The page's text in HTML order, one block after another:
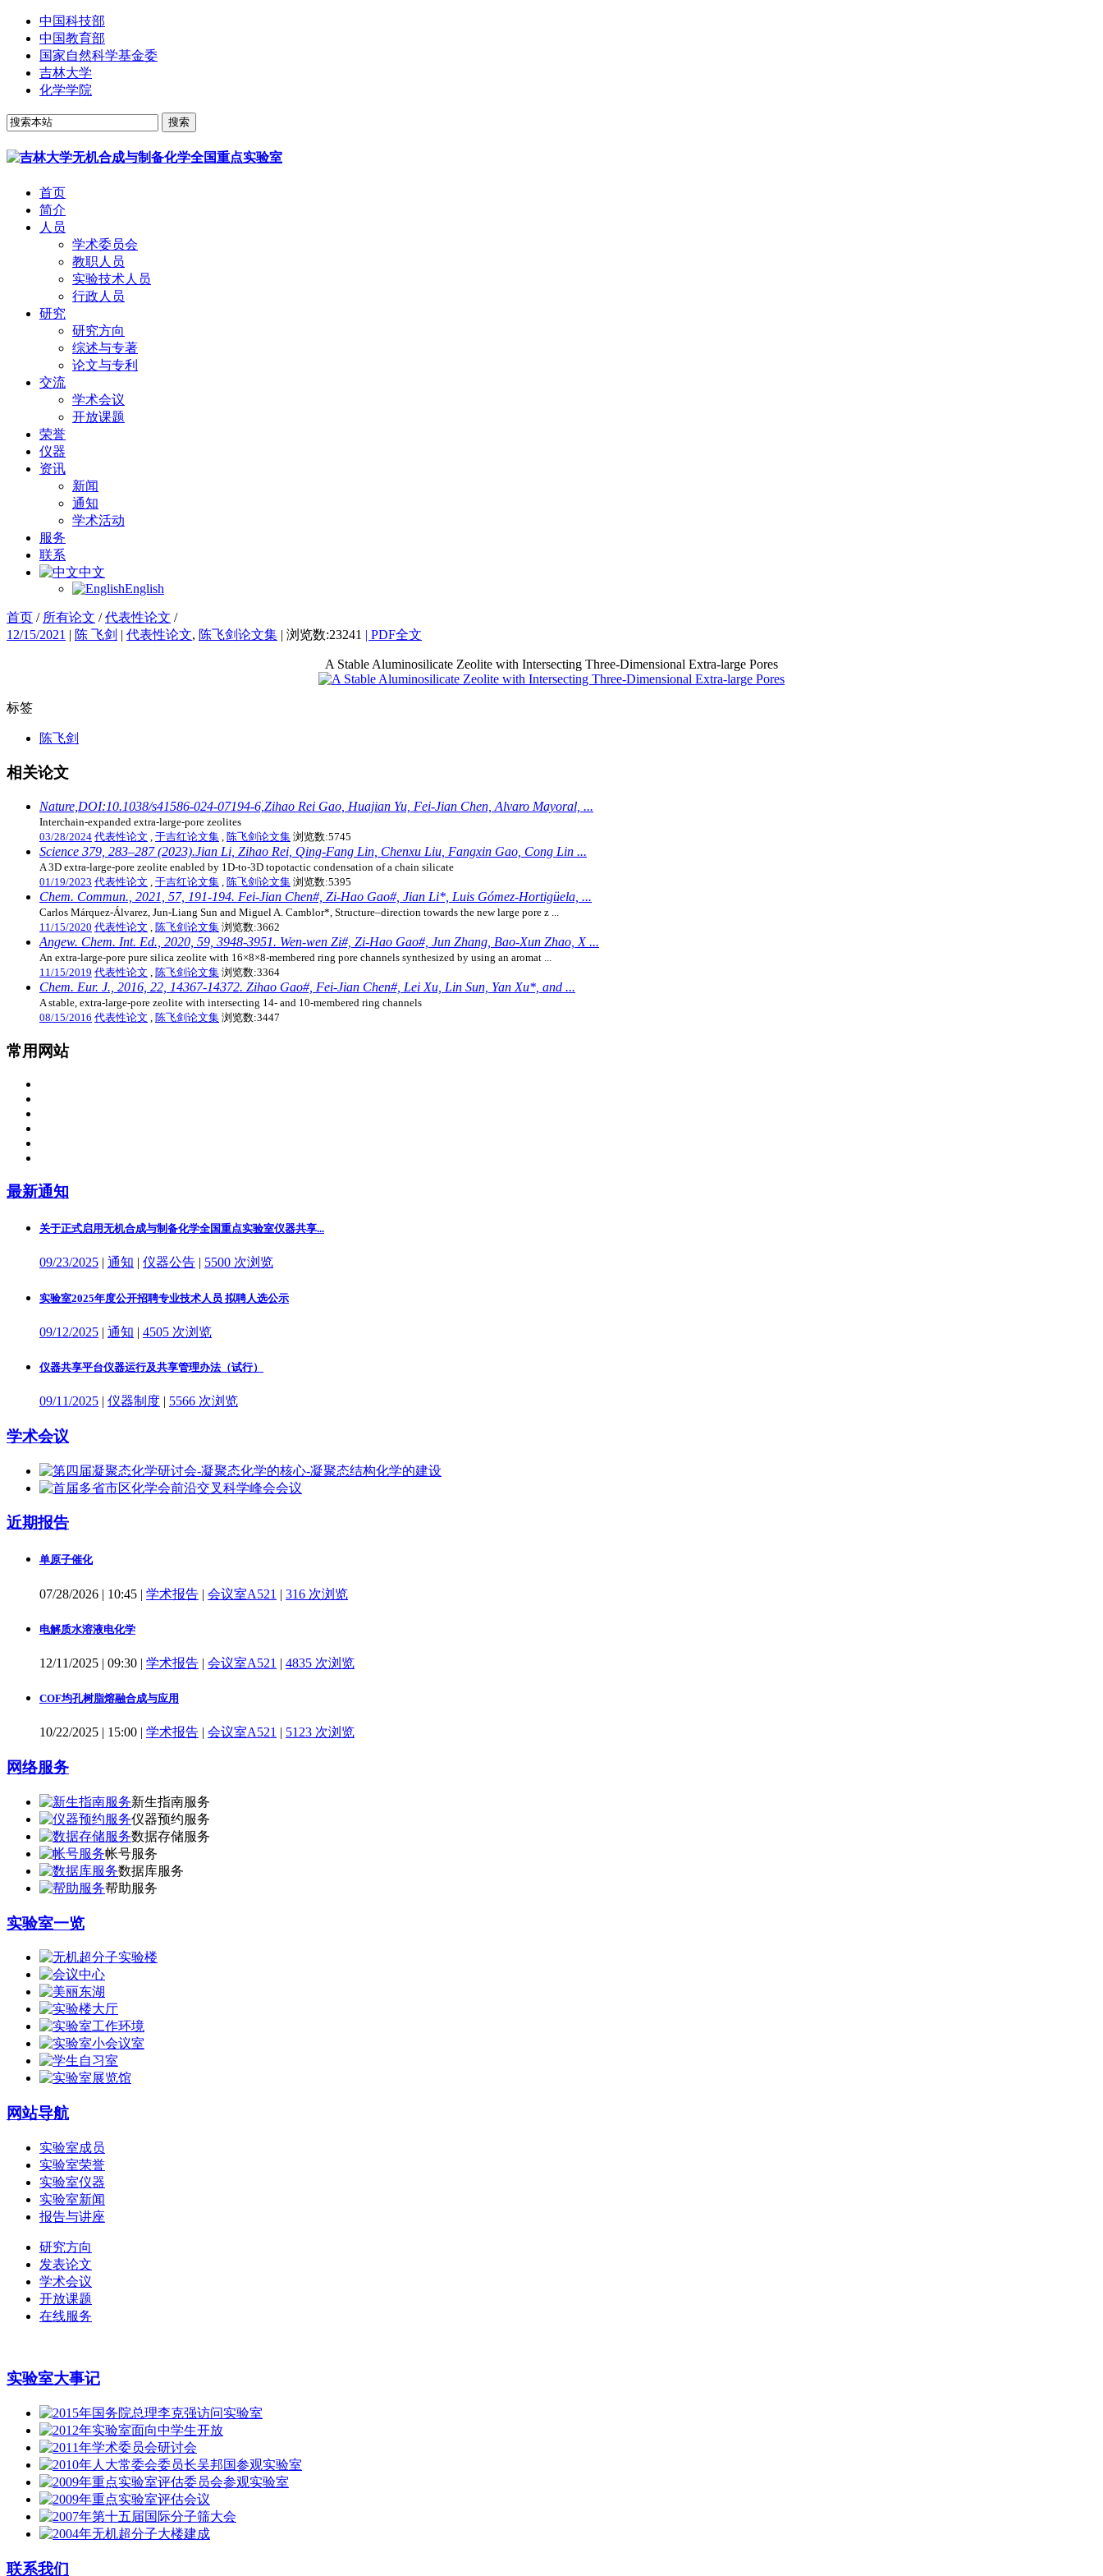
中国科技部
中国教育部
国家自然科学基金委
吉林大学
化学学院
首页
简介
人员
学术委员会
教职人员
实验技术人员
行政人员
研究
研究方向
综述与专著
论文与专利
交流
学术会议
开放课题
荣誉
仪器
资讯
新闻
通知
学术活动
服务
联系
中文
English
首页 / 所有论文 /代表性论文 /
12/15/2021 | 陈 飞剑 | 代表性论文, 陈飞剑论文集 | 浏览数:23241 | PDF全文
A Stable Aluminosilicate Zeolite with Intersecting Three-Dimensional Extra-large Pores
标签
陈飞剑
相关论文
Nature,DOI:10.1038/s41586-024-07194-6,Zihao Rei Gao, Huajian Yu, Fei-Jian Chen, Alvaro Mayoral, ...
Interchain-expanded extra-large-pore zeolites
03/28/2024 代表性论文 于吉红论文集 陈飞剑论文集 浏览数:5745
Science 379, 283–287 (2023).Jian Li, Zihao Rei, Qing-Fang Lin, Chenxu Liu, Fangxin Gao, Cong Lin ...
A 3D extra-large-pore zeolite enabled by 1D-to-3D topotactic condensation of a chain silicate
01/19/2023 代表性论文 于吉红论文集 陈飞剑论文集 浏览数:5395
Chem. Commun., 2021, 57, 191-194. Fei-Jian Chen#, Zi-Hao Gao#, Jian Li*, Luis Gómez-Hortigüela, ...
Carlos Márquez-Álvarez, Jun-Liang Sun and Miguel A. Camblor*, Structure–direction towards the new large pore z ...
11/15/2020 代表性论文 陈飞剑论文集 浏览数:3662
Angew. Chem. Int. Ed., 2020, 59, 3948-3951. Wen-wen Zi#, Zi-Hao Gao#, Jun Zhang, Bao-Xun Zhao, X ...
An extra‐large‐pore pure silica zeolite with 16×8×8‐membered ring pore channels synthesized by using an aromat ...
11/15/2019 代表性论文 陈飞剑论文集 浏览数:3364
Chem. Eur. J., 2016, 22, 14367-14372. Zihao Gao#, Fei-Jian Chen#, Lei Xu, Lin Sun, Yan Xu*, and ...
A stable, extra-large-pore zeolite with intersecting 14- and 10-membered ring channels
08/15/2016 代表性论文 陈飞剑论文集 浏览数:3447
常用网站
最新通知
关于正式启用无机合成与制备化学全国重点实验室仪器共享...
09/23/2025 通知 仪器公告 5500 次浏览
实验室2025年度公开招聘专业技术人员 拟聘人选公示
09/12/2025 | 通知 | 4505 次浏览
仪器共享平台仪器运行及共享管理办法（试行）
09/11/2025 | 仪器制度 | 5566 次浏览
学术会议
近期报告
单原子催化
07/28/2026 | 10:45 | 学术报告 | 会议室A521 | 316 次浏览
电解质水溶液电化学
12/11/2025 | 09:30 | 学术报告 | 会议室A521 | 4835 次浏览
COF均孔树脂熔融合成与应用
10/22/2025 | 15:00 | 学术报告 | 会议室A521 | 5123 次浏览
网络服务
新生指南服务
仪器预约服务
数据存储服务
帐号服务
数据库服务
帮助服务
实验室一览
网站导航
实验室成员
实验室荣誉
实验室仪器
实验室新闻
报告与讲座
研究方向
发表论文
学术会议
开放课题
在线服务
实验室大事记
联系我们